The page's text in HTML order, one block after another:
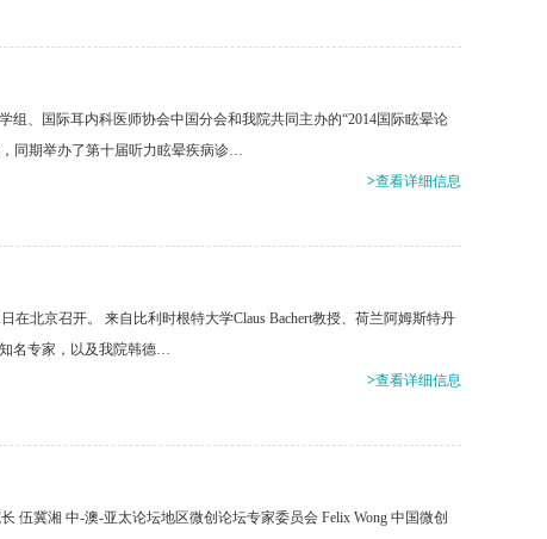
、国际耳内科医师协会中国分会和我院共同主办的“2014国际眩晕论
同期举办了第十届听力眩晕疾病诊…
>查看详细信息
北京召开。 来自比利时根特大学Claus Bachert教授、荷兰阿姆斯特丹
知名专家，以及我院韩德…
>查看详细信息
伍冀湘 中-澳-亚太论坛地区微创论坛专家委员会 Felix Wong 中国微创